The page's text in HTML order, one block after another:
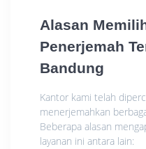
Alasan
Penerjemah
Bandung
Kantor kami telah
menerjemahkan
Beberapa alasan
layanan ini antara lain: